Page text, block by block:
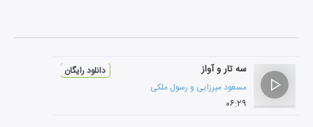
سه تار و آواز
مسعود میرزایی و رسول ملکی
۰۶:۲۹
دانلود رایگان